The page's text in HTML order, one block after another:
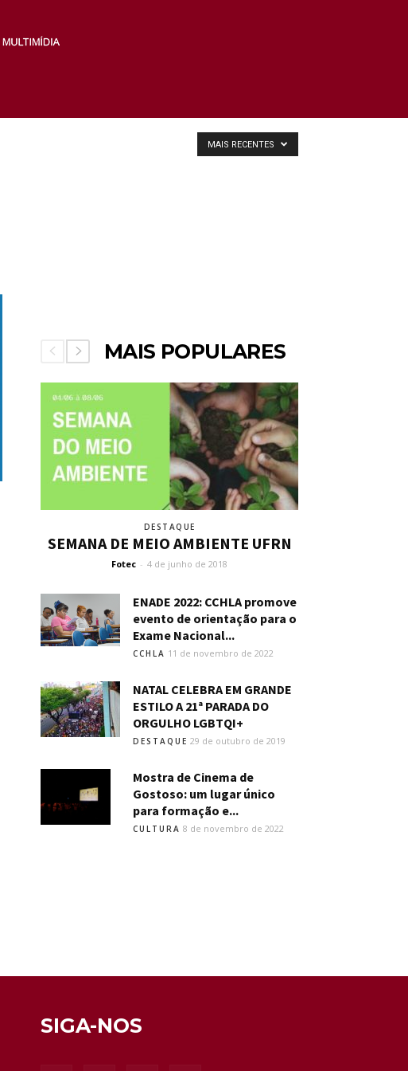
MAIS RECENTES
MAIS POPULARES
DESTAQUE
SEMANA DE MEIO AMBIENTE UFRN
Fotec - 4 de junho de 2018
ENADE 2022: CCHLA promove
evento de orientação para o
Exame Nacional...
CCHLA 11 de novembro de 2022
NATAL CELEBRA EM GRANDE
ESTILO A 21ª PARADA DO
ORGULHO LGBTQI+
DESTAQUE 29 de outubro de 2019
Mostra de Cinema de
Gostoso: um lugar único
para formação e...
CULTURA 8 de novembro de 2022
SIGA-NOS